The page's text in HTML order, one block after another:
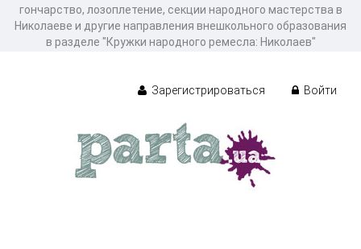
гончарство, лозоплетение, секции народного мастерства в
Николаеве и другие направления внешкольного образования
в разделе "Кружки народного ремесла: Николаев"
Зарегистрироваться Войти